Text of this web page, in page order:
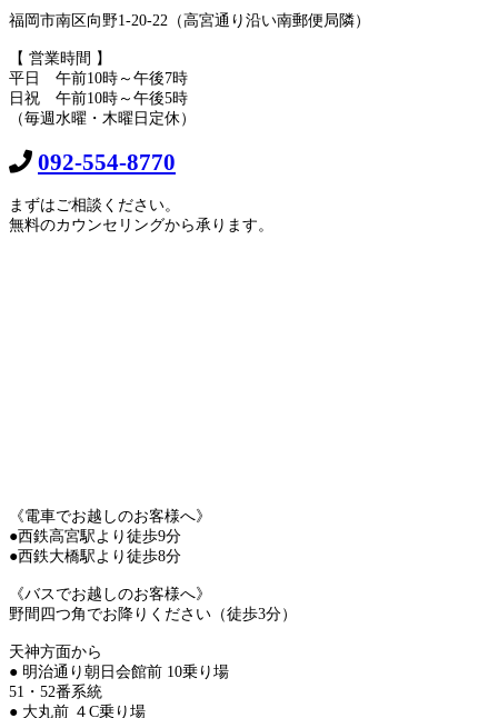
福岡市南区向野1-20-22（高宮通り沿い南郵便局隣）
【 営業時間 】
平日 午前10時～午後7時
日祝 午前10時～午後5時
（毎週水曜・木曜日定休）
092-554-8770
まずはご相談ください。
無料のカウンセリングから承ります。
《電車でお越しのお客様へ》
●西鉄高宮駅より徒歩9分
●西鉄大橋駅より徒歩8分
《バスでお越しのお客様へ》
野間四つ角でお降りください（徒歩3分）
天神方面から
● 明治通り朝日会館前 10乗り場
51・52番系統
● 大丸前 ４C乗り場